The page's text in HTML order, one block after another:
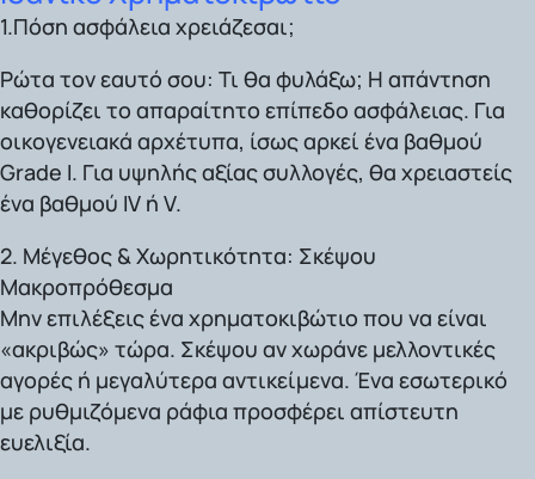
1.Πόση ασφάλεια χρειάζεσαι;
Ρώτα τον εαυτό σου: Τι θα φυλάξω; Η απάντηση
καθορίζει το απαραίτητο επίπεδο ασφάλειας. Για
οικογενειακά αρχέτυπα, ίσως αρκεί ένα βαθμού
Grade I. Για υψηλής αξίας συλλογές, θα χρειαστείς
ένα βαθμού IV ή V.
2. Μέγεθος & Χωρητικότητα: Σκέψου
Μακροπρόθεσμα
Μην επιλέξεις ένα χρηματοκιβώτιο που να είναι
«ακριβώς» τώρα. Σκέψου αν χωράνε μελλοντικές
αγορές ή μεγαλύτερα αντικείμενα. Ένα εσωτερικό
με ρυθμιζόμενα ράφια προσφέρει απίστευτη
ευελιξία.